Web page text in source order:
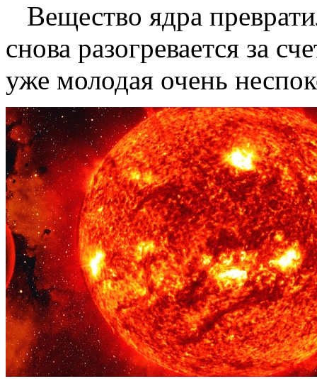
Вещество ядра
снова разогревается за
уже молодая очень